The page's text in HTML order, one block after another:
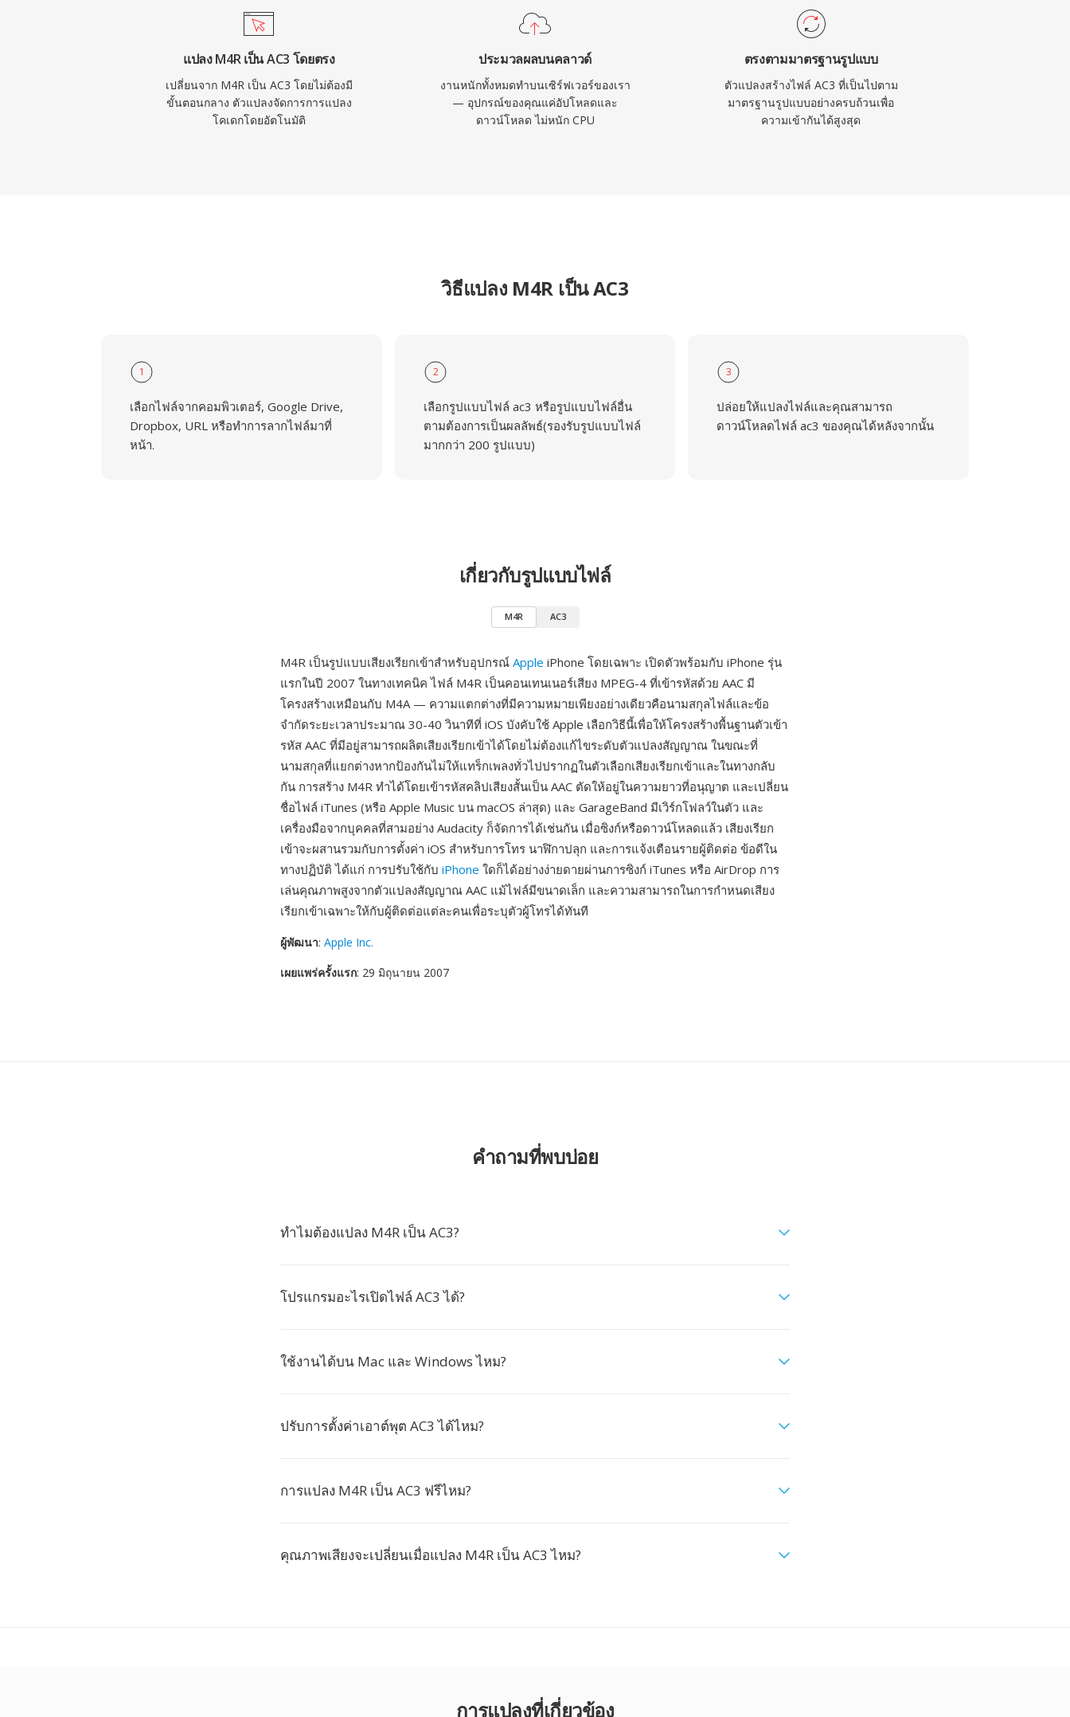
บนอุปกรณ์อิเล็กทรอนิกส์สำหรับผู้บริโภคจำนวนมหาศาล
แปลง M4R เป็น AC3 โดยตรง
เปลี่ยนจาก M4R เป็น AC3 โดยไม่ต้องมี
ขั้นตอนกลาง ตัวแปลงจัดการการแปลง
โคเดกโดยอัตโนมัติ
ประมวลผลบนคลาวด์
งานหนักทั้งหมดทำบนเซิร์ฟเวอร์ของเรา
— อุปกรณ์ของคุณแค่อัปโหลดและ
ดาวน์โหลด ไม่หนัก CPU
ตรงตามมาตรฐานรูปแบบ
ตัวแปลงสร้างไฟล์ AC3 ที่เป็นไปตาม
มาตรฐานรูปแบบอย่างครบถ้วนเพื่อ
ความเข้ากันได้สูงสุด
วิธีแปลง M4R เป็น AC3
1
เลือกไฟล์จากคอมพิวเตอร์, Google Drive,
Dropbox, URL หรือทำการลากไฟล์มาที่
หน้า.
2
เลือกรูปแบบไฟล์ ac3 หรือรูปแบบไฟล์อื่น
ตามต้องการเป็นผลลัพธ์(รองรับรูปแบบไฟล์
มากกว่า 200 รูปแบบ)
3
ปล่อยให้แปลงไฟล์และคุณสามารถ
ดาวน์โหลดไฟล์ ac3 ของคุณได้หลังจากนั้น
เกี่ยวกับรูปแบบไฟล์
M4R AC3
M4R เป็นรูปแบบเสียงเรียกเข้าสำหรับอุปกรณ์ Apple iPhone โดยเฉพาะ เปิดตัวพร้อมกับ iPhone รุ่น
แรกในปี 2007 ในทางเทคนิค ไฟล์ M4R เป็นคอนเทนเนอร์เสียง MPEG-4 ที่เข้ารหัสด้วย AAC มี
โครงสร้างเหมือนกับ M4A — ความแตกต่างที่มีความหมายเพียงอย่างเดียวคือนามสกุลไฟล์และข้อ
จำกัดระยะเวลาประมาณ 30-40 วินาทีที่ iOS บังคับใช้ Apple เลือกวิธีนี้เพื่อให้โครงสร้างพื้นฐานตัวเข้า
รหัส AAC ที่มีอยู่สามารถผลิตเสียงเรียกเข้าได้โดยไม่ต้องแก้ไขระดับตัวแปลงสัญญาณ ในขณะที่
นามสกุลที่แยกต่างหากป้องกันไม่ให้แทร็กเพลงทั่วไปปรากฏในตัวเลือกเสียงเรียกเข้าและในทางกลับ
กัน การสร้าง M4R ทำได้โดยเข้ารหัสคลิปเสียงสั้นเป็น AAC ตัดให้อยู่ในความยาวที่อนุญาต และเปลี่ยน
ชื่อไฟล์ iTunes (หรือ Apple Music บน macOS ล่าสุด) และ GarageBand มีเวิร์กโฟลว์ในตัว และ
เครื่องมือจากบุคคลที่สามอย่าง Audacity ก็จัดการได้เช่นกัน เมื่อซิงก์หรือดาวน์โหลดแล้ว เสียงเรียก
เข้าจะผสานรวมกับการตั้งค่า iOS สำหรับการโทร นาฬิกาปลุก และการแจ้งเตือนรายผู้ติดต่อ ข้อดีใน
ทางปฏิบัติ ได้แก่ การปรับใช้กับ iPhone ใดก็ได้อย่างง่ายดายผ่านการซิงก์ iTunes หรือ AirDrop การ
เล่นคุณภาพสูงจากตัวแปลงสัญญาณ AAC แม้ไฟล์มีขนาดเล็ก และความสามารถในการกำหนดเสียง
เรียกเข้าเฉพาะให้กับผู้ติดต่อแต่ละคนเพื่อระบุตัวผู้โทรได้ทันที
ผู้พัฒนา: Apple Inc.
เผยแพร่ครั้งแรก: 29 มิถุนายน 2007
คำถามที่พบบ่อย
ทำไมต้องแปลง M4R เป็น AC3?
โปรแกรมอะไรเปิดไฟล์ AC3 ได้?
ใช้งานได้บน Mac และ Windows ไหม?
ปรับการตั้งค่าเอาต์พุต AC3 ได้ไหม?
การแปลง M4R เป็น AC3 ฟรีไหม?
คุณภาพเสียงจะเปลี่ยนเมื่อแปลง M4R เป็น AC3 ไหม?
การแปลงที่เกี่ยวข้อง